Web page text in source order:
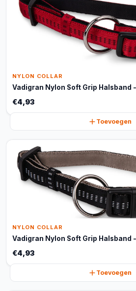
NYLON COLLAR
Vadigran Nylon Soft Grip Halsband
€4,93
Toevoegen
NYLON COLLAR
Vadigran Nylon Soft Grip Halsband
€4,93
Toevoegen